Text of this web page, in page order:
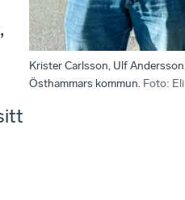
Krister Carlsson, Ulf
Östhammars kommun. Foto: